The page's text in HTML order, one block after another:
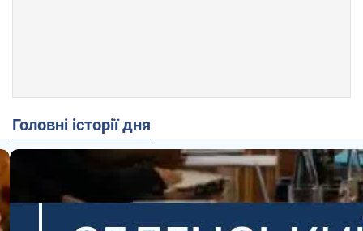
Головні історії дня